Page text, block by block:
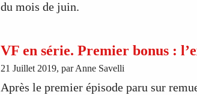
du mois de juin.
VF en série. Premier bonus :
21 Juillet 2019, par Anne Savelli
Après le premier épisode paru sur